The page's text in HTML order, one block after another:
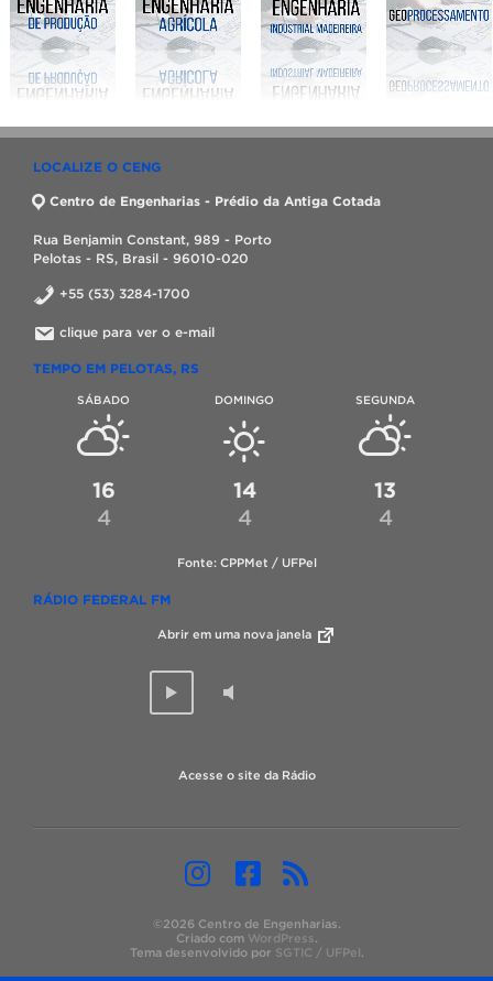
LOCALIZE O CENG
Centro de Engenharias - Prédio da Antiga Cotada
Rua Benjamin Constant, 989 - Porto
Pelotas - RS, Brasil - 96010-020
+55 (53) 3284-1700
clique para ver o e-mail
TEMPO EM PELOTAS, RS
SÁBADO
16
4
DOMINGO
14
4
SEGUNDA
13
4
Fonte: CPPMet / UFPel
RÁDIO FEDERAL FM
Abrir em uma nova janela
Acesse o site da Rádio
©2026 Centro de Engenharias.
Criado com WordPress.
Tema desenvolvido por SGTIC / UFPel .